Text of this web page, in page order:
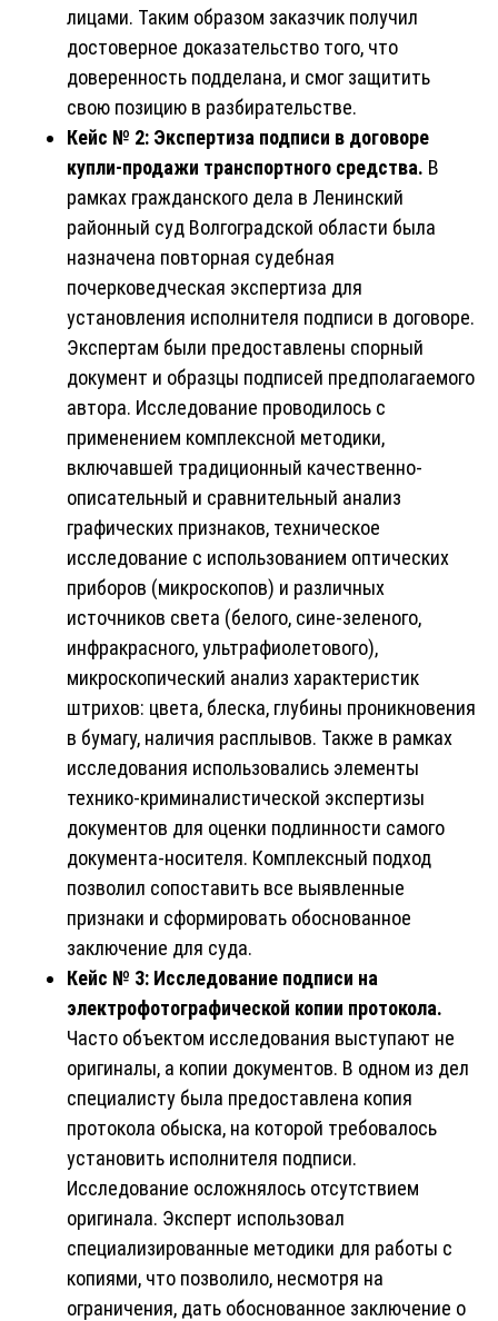
лицами. Таким образом заказчик получил
достоверное доказательство того, что
доверенность подделана, и смог защитить
свою позицию в разбирательстве.
Кейс № 2: Экспертиза подписи в договоре
купли-продажи транспортного средства. В
рамках гражданского дела в Ленинский
районный суд Волгоградской области была
назначена повторная судебная
почерковедческая экспертиза для
установления исполнителя подписи в договоре.
Экспертам были предоставлены спорный
документ и образцы подписей предполагаемого
автора. Исследование проводилось с
применением комплексной методики,
включавшей традиционный качественно-
описательный и сравнительный анализ
графических признаков, техническое
исследование с использованием оптических
приборов (микроскопов) и различных
источников света (белого, сине-зеленого,
инфракрасного, ультрафиолетового),
микроскопический анализ характеристик
штрихов: цвета, блеска, глубины проникновения
в бумагу, наличия расплывов. Также в рамках
исследования использовались элементы
технико-криминалистической экспертизы
документов для оценки подлинности самого
документа-носителя. Комплексный подход
позволил сопоставить все выявленные
признаки и сформировать обоснованное
заключение для суда.
Кейс № 3: Исследование подписи на
электрофотографической копии протокола.
Часто объектом исследования выступают не
оригиналы, а копии документов. В одном из дел
специалисту была предоставлена копия
протокола обыска, на которой требовалось
установить исполнителя подписи.
Исследование осложнялось отсутствием
оригинала. Эксперт использовал
специализированные методики для работы с
копиями, что позволило, несмотря на
ограничения, дать обоснованное заключение о